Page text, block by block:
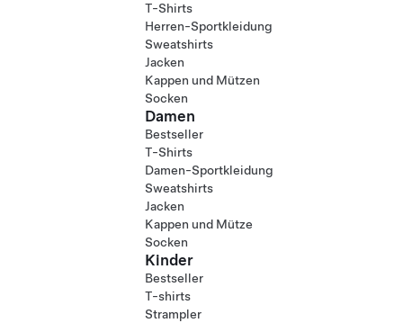
T-Shirts
Herren-Sportkleidung
Sweatshirts
Jacken
Kappen und Mützen
Socken
Damen
Bestseller
T-Shirts
Damen-Sportkleidung
Sweatshirts
Jacken
Kappen und Mütze
Socken
Kinder
Bestseller
T-shirts
Strampler